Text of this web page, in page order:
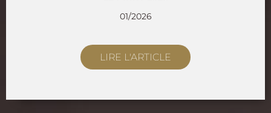
01/2026
LIRE L'ARTICLE